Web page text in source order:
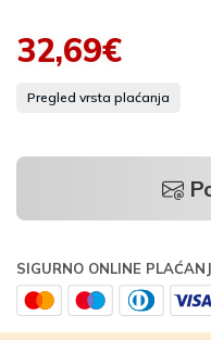
32,69€
Pregled vrsta plaćanja
SIGURNO ONLINE